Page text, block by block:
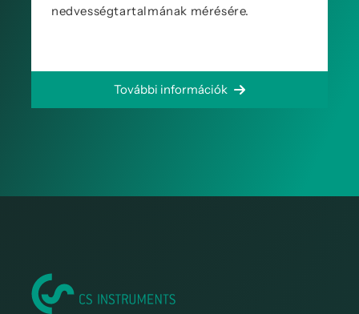
nedvességtartalmának mérésére.
További információk